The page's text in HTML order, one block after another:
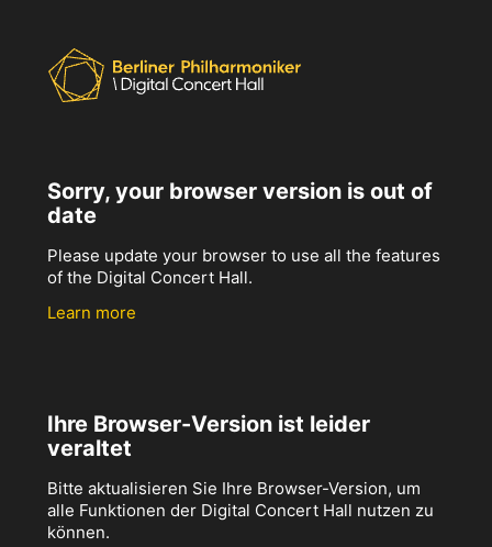
Sorry, your browser version is out of
date
Please update your browser to use all the features
of the Digital Concert Hall.
Learn more
Ihre Browser-Version ist leider
veraltet
Bitte aktualisieren Sie Ihre Browser-Version, um
alle Funktionen der Digital Concert Hall nutzen zu
können.